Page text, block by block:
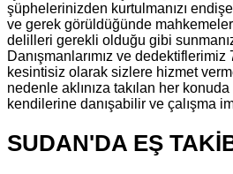
şüphelerinizden kurtulmanızı
ve gerek görüldüğünde
delilleri gerekli olduğu gibi
Danışmanlarımız ve
kesintisiz olarak sizlere hizmet
nedenle aklınıza takılan her
kendilerine danışabilir ve çalışma
SUDAN'DA EŞ